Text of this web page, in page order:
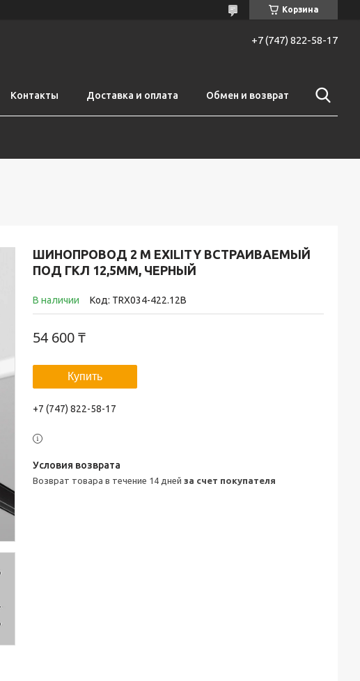
Корзина
+7 (747) 822-58-17
Контакты Доставка и оплата Обмен и возврат
ШИНОПРОВОД 2 М EXILITY ВСТРАИВАЕМЫЙ
ПОД ГКЛ 12,5ММ, ЧЕРНЫЙ
В наличии Код: TRX034-422.12B
54 600 ₸
Купить
+7 (747) 822-58-17
возврат товара в течение 14 дней за счет покупателя